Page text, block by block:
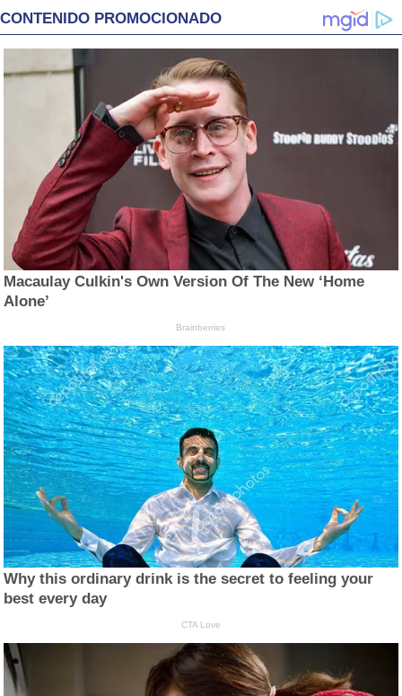
CONTENIDO PROMOCIONADO
Macaulay Culkin's Own Version Of The New ‘Home
Alone’
Brainberries
Why this ordinary drink is the secret to feeling your
best every day
CTA Love